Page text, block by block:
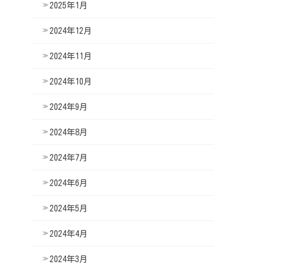
2025年1月
2024年12月
2024年11月
2024年10月
2024年9月
2024年8月
2024年7月
2024年6月
2024年5月
2024年4月
2024年3月